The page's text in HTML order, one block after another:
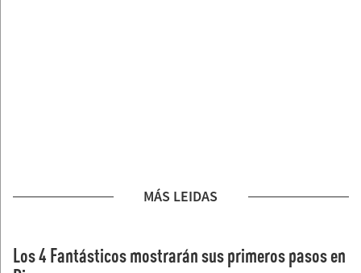
MÁS LEIDAS
Los 4 Fantásticos mostrarán sus primeros pasos en